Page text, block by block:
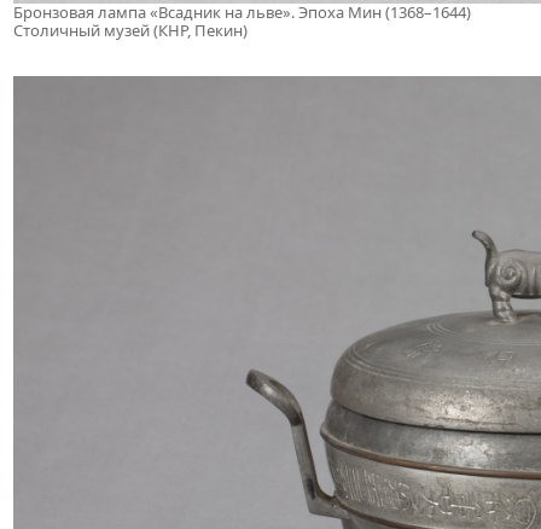
Бронзовая лампа «Всадник на льве». Эпоха Мин (1368–1644)
Столичный музей (КНР, Пекин)